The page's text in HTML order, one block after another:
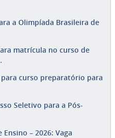
a Olimpíada Brasileira de
matrícula no curso de
para curso preparatório para
Seletivo para a Pós-
– 2026: Vaga